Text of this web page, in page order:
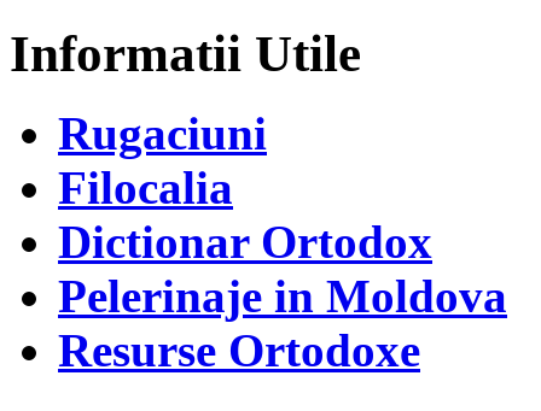
Informatii Utile
Rugaciuni
Filocalia
Dictionar Ortodox
Pelerinaje in Moldova
Resurse Ortodoxe